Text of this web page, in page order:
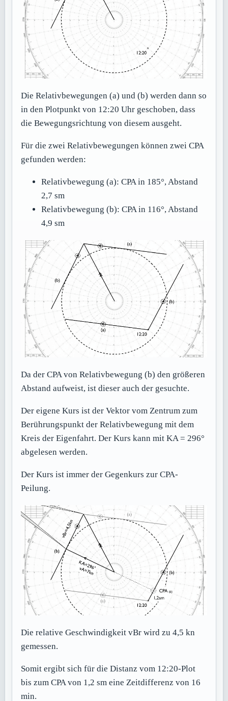
Die Relativbewegungen (a) und (b) werden dann so
in den Plotpunkt von 12:20 Uhr geschoben, dass
die Bewegungsrichtung von diesem ausgeht.
Für die zwei Relativbewegungen können zwei CPA
gefunden werden:
Relativbewegung (a): CPA in 185°, Abstand
2,7 sm
Relativbewegung (b): CPA in 116°, Abstand
4,9 sm
Da der CPA von Relativbewegung (b) den größeren
Abstand aufweist, ist dieser auch der gesuchte.
Der eigene Kurs ist der Vektor vom Zentrum zum
Berührungspunkt der Relativbewegung mit dem
Kreis der Eigenfahrt. Der Kurs kann mit KA = 296°
abgelesen werden.
Der Kurs ist immer der Gegenkurs zur CPA-
Peilung.
Die relative Geschwindigkeit vBr wird zu 4,5 kn
gemessen.
Somit ergibt sich für die Distanz vom 12:20-Plot
bis zum CPA von 1,2 sm eine Zeitdifferenz von 16
min.